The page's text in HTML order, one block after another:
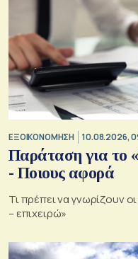
ΕΞΟΙΚΟΝΟΜΗΣΗ 10.08.2026,
Παράταση για το
- Ποιους αφορά
Τι πρέπει να γνωρίζουν
– επιχειρώ»